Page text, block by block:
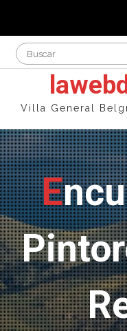
Skip
Villa General
Encuentro de